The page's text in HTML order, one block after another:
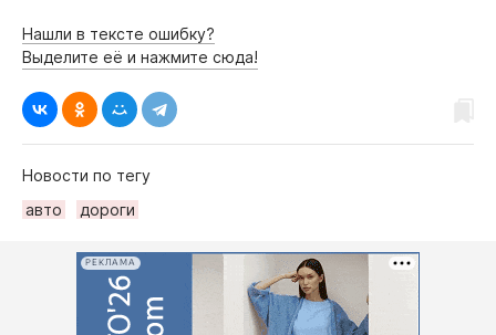
Нашли в тексте ошибку?
Выделите её и нажмите сюда!
Новости по тегу
авто
дороги
РЕКЛАМА